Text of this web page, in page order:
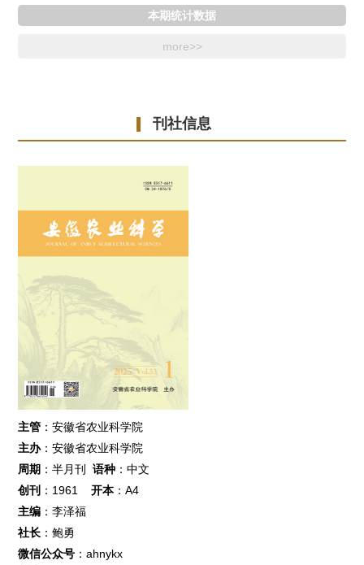
为备选品种，在甘肃中部旱作区进行适度规模示范种植。
本期统计数据
more>>
刊社信息
主管 ：安徽省农业科学院
主办：安徽省农业科学院
周期 ：半月刊语种 ：中文
创刊 ：1961 开本：A4
主编 ：李泽福
社长 ：鲍勇
微信公众号 ：ahnykx